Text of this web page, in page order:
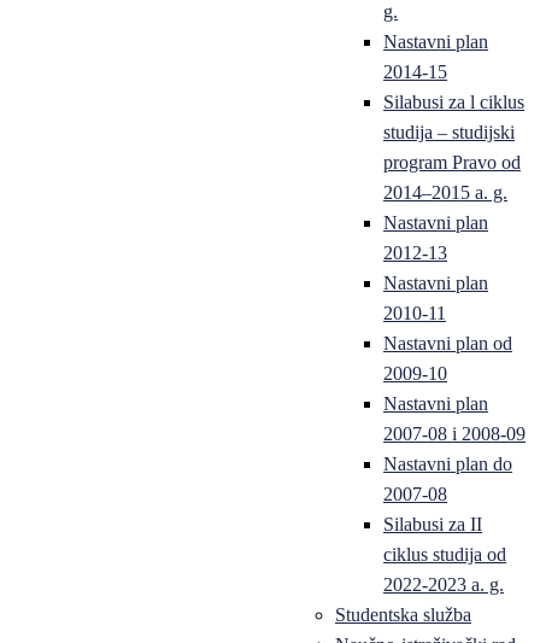
g.
Nastavni plan
2014-15
Silabusi za l ciklus
studija – studijski
program Pravo od
2014–2015 a. g.
Nastavni plan
2012-13
Nastavni plan
2010-11
Nastavni plan od
2009-10
Nastavni plan
2007-08 i 2008-09
Nastavni plan do
2007-08
Silabusi za II
ciklus studija od
2022-2023 a. g.
Studentska služba